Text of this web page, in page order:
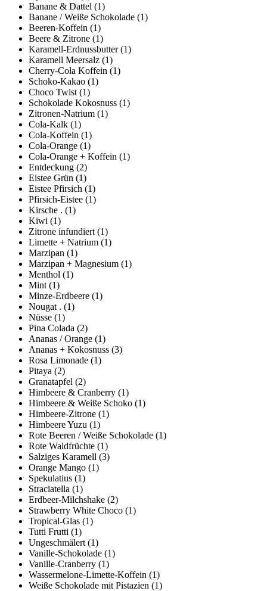
Banane & Dattel (1)
Banane / Weiße Schokolade (1)
Beeren-Koffein (1)
Beere & Zitrone (1)
Karamell-Erdnussbutter (1)
Karamell Meersalz (1)
Cherry-Cola Koffein (1)
Schoko-Kakao (1)
Choco Twist (1)
Schokolade Kokosnuss (1)
Zitronen-Natrium (1)
Cola-Kalk (1)
Cola-Koffein (1)
Cola-Orange (1)
Cola-Orange + Koffein (1)
Entdeckung (2)
Eistee Grün (1)
Eistee Pfirsich (1)
Pfirsich-Eistee (1)
Kirsche . (1)
Kiwi (1)
Zitrone infundiert (1)
Limette + Natrium (1)
Marzipan (1)
Marzipan + Magnesium (1)
Menthol (1)
Mint (1)
Minze-Erdbeere (1)
Nougat . (1)
Nüsse (1)
Pina Colada (2)
Ananas / Orange (1)
Ananas + Kokosnuss (3)
Rosa Limonade (1)
Pitaya (2)
Granatapfel (2)
Himbeere & Cranberry (1)
Himbeere & Weiße Schoko (1)
Himbeere-Zitrone (1)
Himbeere Yuzu (1)
Rote Beeren / Weiße Schokolade (1)
Rote Waldfrüchte (1)
Salziges Karamell (3)
Orange Mango (1)
Spekulatius (1)
Straciatella (1)
Erdbeer-Milchshake (2)
Strawberry White Choco (1)
Tropical-Glas (1)
Tutti Frutti (1)
Ungeschmälert (1)
Vanille-Schokolade (1)
Vanille-Cranberry (1)
Wassermelone-Limette-Koffein (1)
Weiße Schokolade mit Pistazien (1)